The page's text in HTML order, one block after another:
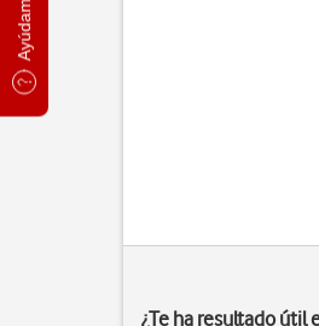
¿Te ha resultado útil